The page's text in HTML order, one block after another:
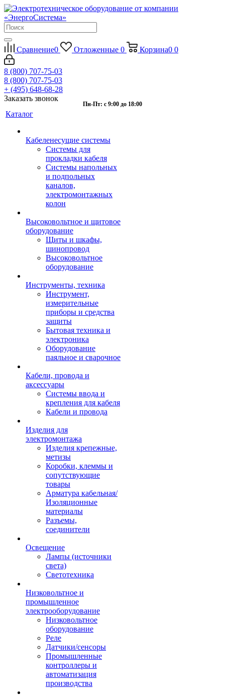
Сравнение0 Отложенные 0 Корзина0 0
8 (800) 707-75-03
8 (800) 707-75-03
+ (495) 648-68-28
Заказать звонок
Пн-Пт: с 9:00 до 18:00
Каталог
Кабеленесущие системы
Системы для
прокладки кабеля
Системы напольных
и подпольных
каналов,
электромонтажных
колон
Высоковольтное и щитовое
оборудование
Щиты и шкафы,
шинопровод
Высоковольтное
оборудование
Инструменты, техника
Инструмент,
измерительные
приборы и средства
защиты
Бытовая техника и
электроника
Оборудование
паяльное и сварочное
Кабели, провода и
аксессуары
Системы ввода и
крепления для кабеля
Кабели и провода
Изделия для
электромонтажа
Изделия крепежные,
метизы
Коробки, клеммы и
сопутствующие
товары
Арматура кабельная/
Изоляционные
материалы
Разъемы,
соединители
Освещение
Лампы (источники
света)
Светотехника
Низковольтное и
промышленное
электрооборудование
Низковольтное
оборудование
Реле
Датчики/сенсоры
Промышленные
контроллеры и
автоматизация
производства